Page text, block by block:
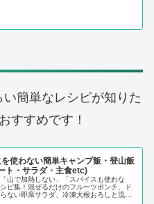
い簡単なレシピが知りた
すすめです！
使わない簡単キャンプ飯・登山飯
ト・サラダ・主食etc)
山で加熱しない」「スパイスも使わな
ピ集！混ぜるだけのフルーツポンチ、ド
ない即席サラダ、冷凍大根おろしと流水